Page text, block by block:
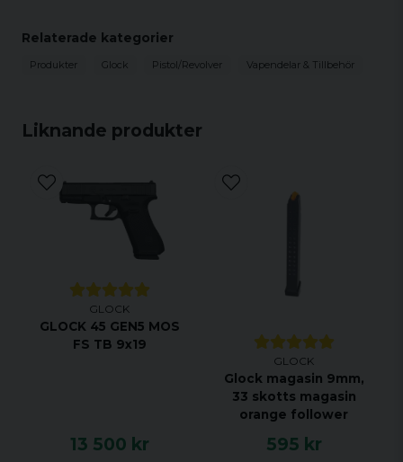
Liknande produkter
GLOCK
GLOCK 45 GEN5 MOS
FS TB 9x19
13 500 kr
GLOCK
Glock magasin 9mm,
33 skotts magasin
orange follower
595 kr
Tryckknappsdesign (patentsökt)
Verktygsfri demontering av GLOCK slide
GLOCK modeller 17-39 Gen 1-4
INTE FÖR G42/43
Relaterade kategorier
Produkter Glock Pistol/Revolver Vapendelar & Tillbehör